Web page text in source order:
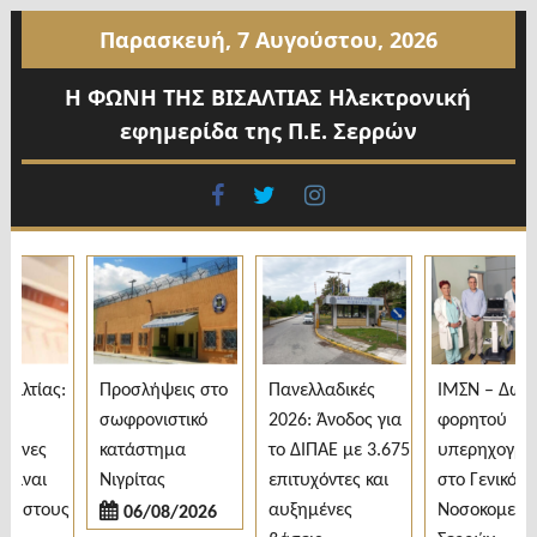
περιεχόμενο
Παρασκευή, 7 Αυγούστου, 2026
Η ΦΩΝΗ ΤΗΣ ΒΙΣΑΛΤΙΑΣ Ηλεκτρονική
εφημερίδα της Π.Ε. Σερρών
facebook
twitter
στους
Προσλήψεις στο
σωφρονιστικό
κατάστημα
Νιγρίτας
06/08/2026
Πανελλαδικές
2026: Άνοδος για
το ΔΙΠΑΕ με 3.675
επιτυχόντες και
αυξημένες
ΙΜΣΝ – Δωρεά
φορητού
στο Γενικό
Νοσοκομείο